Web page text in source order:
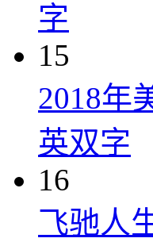
字
15
2018年
英双字
16
飞驰人